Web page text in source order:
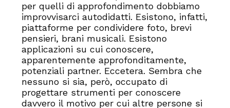
per quelli di approfondimento dobbiamo
improvvisarci autodidatti. Esistono, infatti,
piattaforme per condividere foto, brevi
pensieri, brani musicali. Esistono
applicazioni su cui conoscere,
apparentemente approfonditamente,
potenziali partner. Eccetera. Sembra che
nessuno si sia, però, occupato di
progettare strumenti per conoscere
davvero il motivo per cui altre persone si